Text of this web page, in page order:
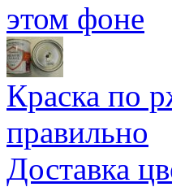
этом фоне
Краска по
правильно
Доставка